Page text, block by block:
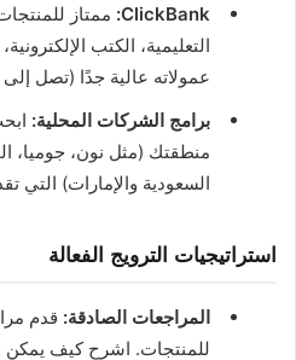
ClickBank: ممتاز
التعليمية، الكتب
عمولاته عالية جدًا (تصل إلى 75%).
برامج الشركات المحلية:
منطقتك (مثل نون، جوميا،
السعودية والإمارات) التي
استراتيجيات الترويج الفعالة
المراجعات الصادقة: قدم
للمنتجات. اشرح كيف يمكن